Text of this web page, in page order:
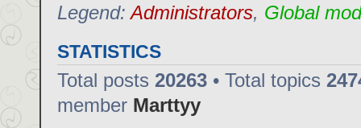
Legend:Administrators, Global
STATISTICS
Total posts 20263 • Total topics
member Marttyy